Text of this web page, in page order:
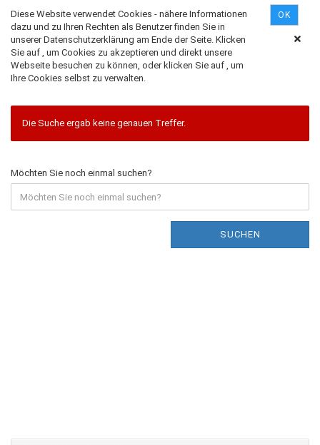
Diese Website verwendet Cookies - nähere Informationen
dazu und zu Ihren Rechten als Benutzer finden Sie in
unserer Datenschutzerklärung am Ende der Seite. Klicken
Sie auf , um Cookies zu akzeptieren und direkt unsere
Webseite besuchen zu können, oder klicken Sie auf , um
Ihre Cookies selbst zu verwalten.
OK
Erweiterte Suche
Die Suche ergab keine genauen Treffer.
Möchten Sie noch einmal suchen?
SUCHEN